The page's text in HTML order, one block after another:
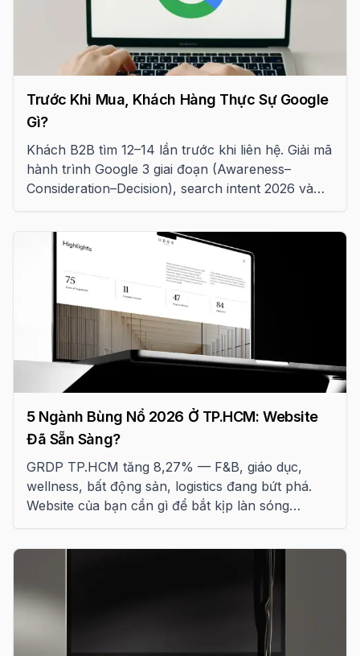
Trước Khi Mua, Khách Hàng Thực Sự Google
Gì?
Khách B2B tìm 12–14 lần trước khi liên hệ. Giải mã
hành trình Google 3 giai đoạn (Awareness–
Consideration–Decision), search intent 2026 và
5 Ngành Bùng Nổ 2026 Ở TP.HCM: Website
Đã Sẵn Sàng?
GRDP TP.HCM tăng 8,27% — F&B, giáo dục,
wellness, bất động sản, logistics đang bứt phá.
Website của bạn cần gì để bắt kịp làn sóng